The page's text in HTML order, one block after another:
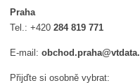
Praha
Tel.:+420284 819 771
E-mail:
Přijďte si osobně vybrat: